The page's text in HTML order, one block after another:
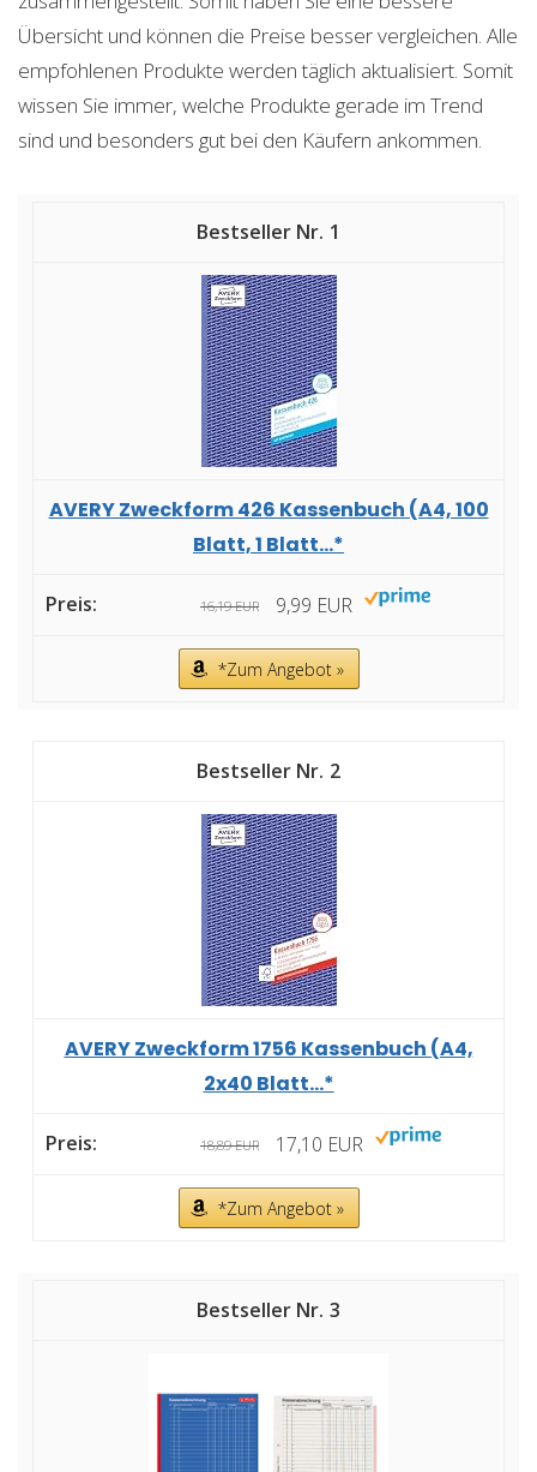
Übersicht und können die Preise besser vergleichen. Alle
empfohlenen Produkte werden täglich aktualisiert. Somit
wissen Sie immer, welche Produkte gerade im Trend
sind und besonders gut bei den Käufern ankommen.
1
AVERY Zweckform 426 Kassenbuch (A4, 100
Blatt, 1 Blatt...*
16,19 EUR 9,99 EUR
*Zum Angebot »
2
AVERY Zweckform 1756 Kassenbuch (A4,
2x40 Blatt...*
18,89 EUR 17,10 EUR
*Zum Angebot »
3